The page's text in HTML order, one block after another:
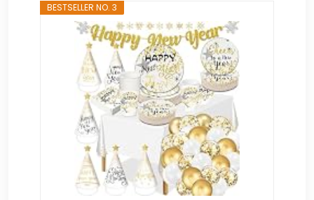
BESTSELLER NO. 3